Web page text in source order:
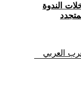
الندوة
العربي